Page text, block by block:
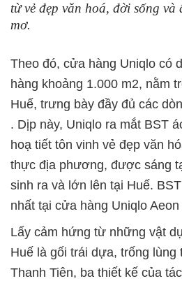
từ vẻ đẹp văn hoá, đời sống và
mơ.
Theo đó, cửa hàng Uniqlo có
hàng khoảng 1.000 m2, nằm
Huế, trưng bày đầy đủ các
. Dịp này, Uniqlo ra mắt BST
hoạ tiết tôn vinh vẻ đẹp văn
thực địa phương, được sáng
sinh ra và lớn lên tại Huế.
nhất tại cửa hàng Uniqlo
Lấy cảm hứng từ những vật
Huế là gối trái dựa, trống lùng
Thanh Tiên, ba thiết kế của